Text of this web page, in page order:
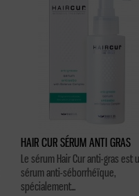
HAIR CUR SÉRUM ANTI GRAS
Le sérum Hair Cur anti-gras est
sérum anti-séborrhéïque,
spécialement...